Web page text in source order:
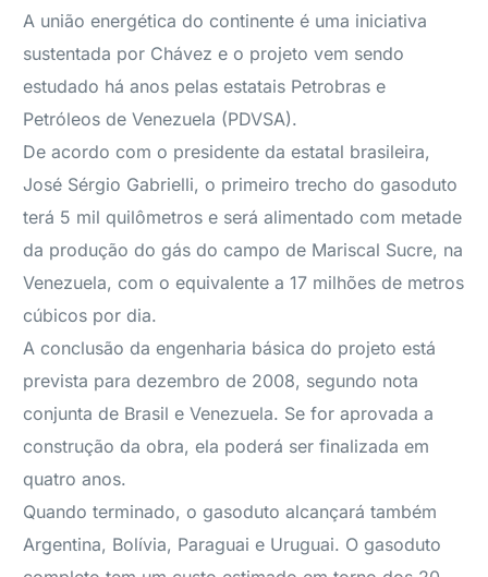
A união energética do continente é uma iniciativa
sustentada por Chávez e o projeto vem sendo
estudado há anos pelas estatais Petrobras e
Petróleos de Venezuela (PDVSA).
De acordo com o presidente da estatal brasileira,
José Sérgio Gabrielli, o primeiro trecho do gasoduto
terá 5 mil quilômetros e será alimentado com metade
da produção do gás do campo de Mariscal Sucre, na
Venezuela, com o equivalente a 17 milhões de metros
cúbicos por dia.
A conclusão da engenharia básica do projeto está
prevista para dezembro de 2008, segundo nota
conjunta de Brasil e Venezuela. Se for aprovada a
construção da obra, ela poderá ser finalizada em
quatro anos.
Quando terminado, o gasoduto alcançará também
Argentina, Bolívia, Paraguai e Uruguai. O gasoduto